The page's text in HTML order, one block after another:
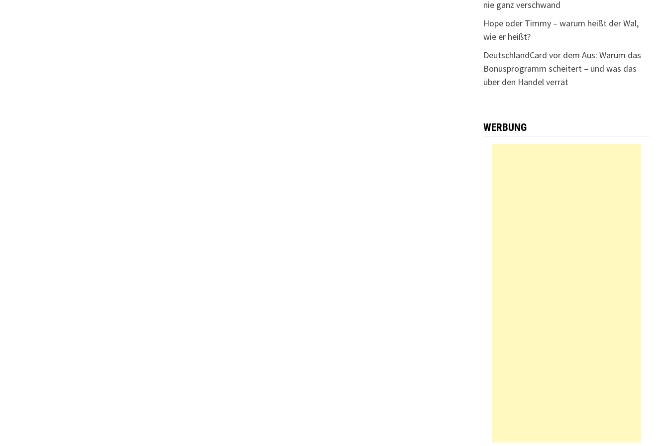
nie ganz verschwand
Hope oder Timmy – warum heißt der Wal,
wie er heißt?
DeutschlandCard vor dem Aus: Warum das
Bonusprogramm scheitert – und was das
über den Handel verrät
WERBUNG